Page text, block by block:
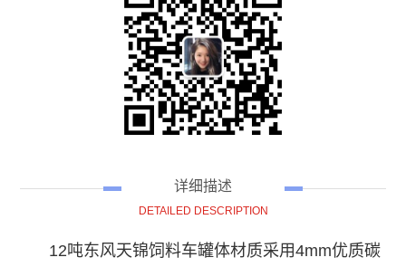
详细描述
DETAILED DESCRIPTION
12吨东风天锦饲料车罐体材质采用4mm优质碳